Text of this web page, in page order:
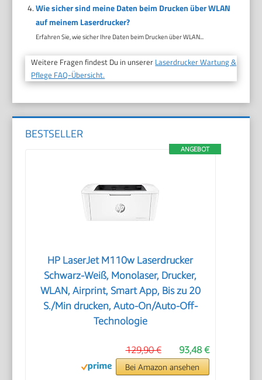
Wie sicher sind meine Daten beim Drucken über WLAN
auf meinem Laserdrucker?
Erfahren Sie, wie sicher Ihre Daten beim Drucken über WLAN...
Weitere Fragen findest Du in unserer Laserdrucker Wartung &
Pflege FAQ-Übersicht.
BESTSELLER
ANGEBOT
HP LaserJet M110w Laserdrucker
Schwarz-Weiß, Monolaser, Drucker,
WLAN, Airprint, Smart App, Bis zu 20
S./Min drucken, Auto-On/Auto-Off-
Technologie
93,48 €
129,90 €
Bei Amazon ansehen